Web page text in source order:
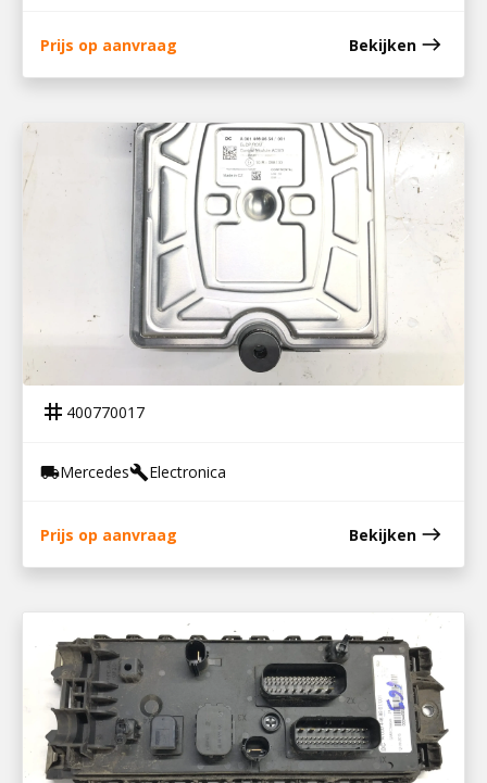
Prijs op aanvraag Bekijken east
400770017
ACM 3 MODULE MP5
tag 400770017
local_shippingMercedesbuildElectronica
Prijs op aanvraag Bekijken east